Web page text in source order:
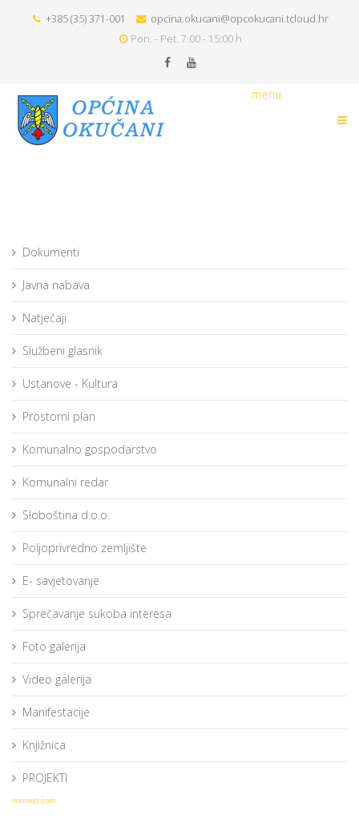
+385 (35) 371-001
opcina.okucani@opcokucani.tcloud.hr
Pon. - Pet. 7:00 - 15:00 h
menu
Dokumenti
Javna nabava
Natječaji
Službeni glasnik
Ustanove - Kultura
Prostorni plan
Komunalno gospodarstvo
Komunalni redar
Sloboština d.o.o.
Poljoprivredno zemljište
E- savjetovanje
Sprečavanje sukoba interesa
Foto galerija
Video galerija
Manifestacije
Knjižnica
PROJEKTI
norrnext.com